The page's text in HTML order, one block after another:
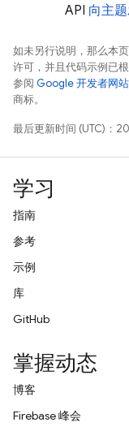
API 向主
如未另行说明，那么本
许可，并且代码示例已
参阅 Google 开发者网
商标。
最后更新时间 (UTC)：
学习
指南
参考
示例
库
GitHub
掌握动态
博客
Firebase 峰会